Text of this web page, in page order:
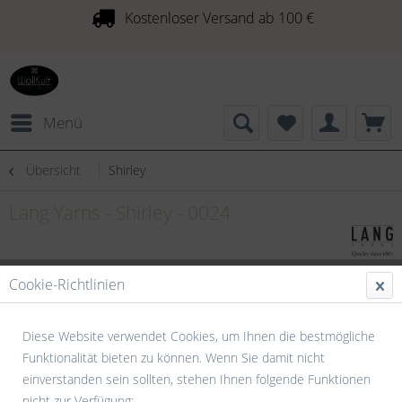
Kostenloser Versand ab 100 €
Menü
Übersicht Shirley
Cookie-Richtlinien
Diese Website verwendet Cookies, um Ihnen die bestmögliche
Funktionalität bieten zu können. Wenn Sie damit nicht
einverstanden sein sollten, stehen Ihnen folgende Funktionen